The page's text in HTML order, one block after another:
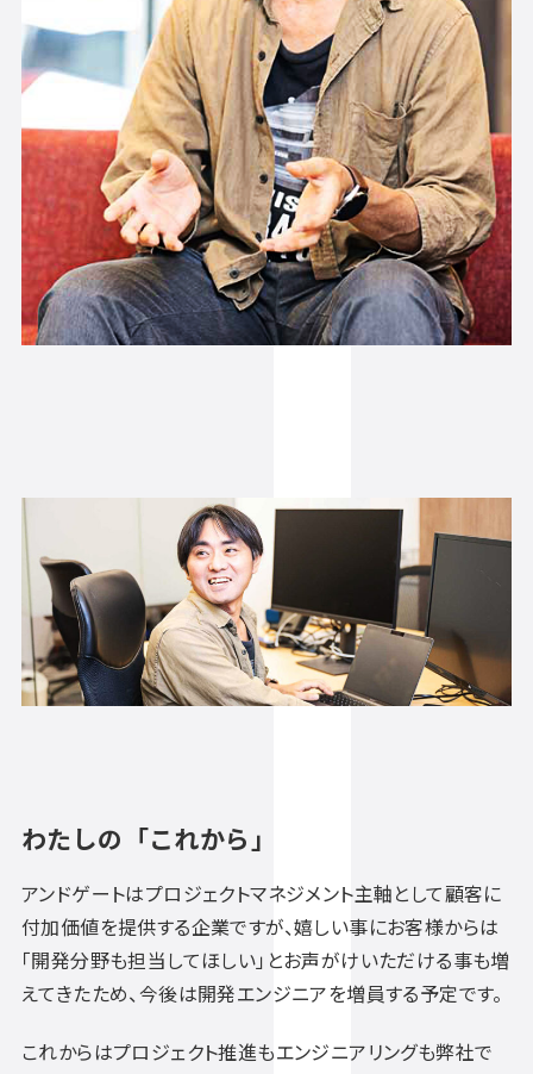
わたしの「これから」
アンドゲートはプロジェクトマネジメント主軸として顧客に
付加価値を提供する企業ですが、嬉しい事にお客様からは
「開発分野も担当してほしい」とお声がけいただける事も増
えてきたため、今後は開発エンジニアを増員する予定です。
これからはプロジェクト推進もエンジニアリングも弊社で